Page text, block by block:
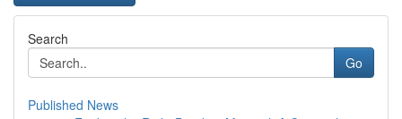
Search
Go
Published News